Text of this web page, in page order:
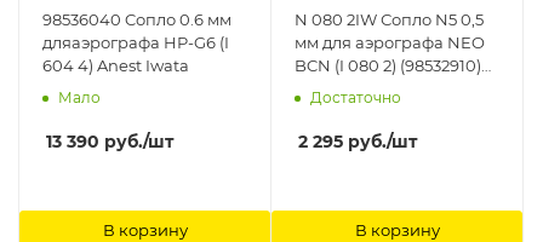
98536040 Cопло 0.6 мм
дляаэрографа HP-G6 (I
604 4) Anest Iwata
Мало
13 390 руб./шт
В корзину
N 080 2IW Сопло N5 0,5
мм для аэрографа NEO
BCN (I 080 2) (98532910)
Anest Iwata
Достаточно
2 295 руб./шт
В корзину